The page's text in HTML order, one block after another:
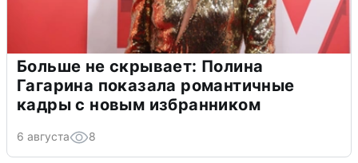
Больше не скрывает: Полина
Гагарина показала романтичные
кадры с новым избранником
6 августа 8